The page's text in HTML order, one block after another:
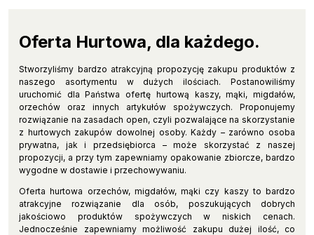
Oferta Hurtowa, dla każdego.
Stworzyliśmy bardzo atrakcyjną propozycję zakupu produktów z
naszego asortymentu w dużych ilościach. Postanowiliśmy
uruchomić dla Państwa ofertę hurtową kaszy, mąki, migdałów,
orzechów oraz innych artykułów spożywczych. Proponujemy
rozwiązanie na zasadach open, czyli pozwalające na skorzystanie
z hurtowych zakupów dowolnej osoby. Każdy – zarówno osoba
prywatna, jak i przedsiębiorca – może skorzystać z naszej
propozycji, a przy tym zapewniamy opakowanie zbiorcze, bardzo
wygodne w dostawie i przechowywaniu.
Oferta hurtowa orzechów, migdałów, mąki czy kaszy to bardzo
atrakcyjne rozwiązanie dla osób, poszukujących dobrych
jakościowo produktów spożywczych w niskich cenach.
Jednocześnie zapewniamy możliwość zakupu dużej ilość, co